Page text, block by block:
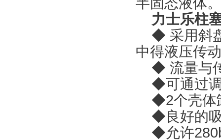
力士乐柱
◆ 采用斜盘
中得液压传
◆ 流量与
◆可通过调
◆2个壳体
◆良好的吸
◆允许